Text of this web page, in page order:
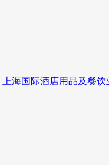
上海国际酒店用品及餐饮